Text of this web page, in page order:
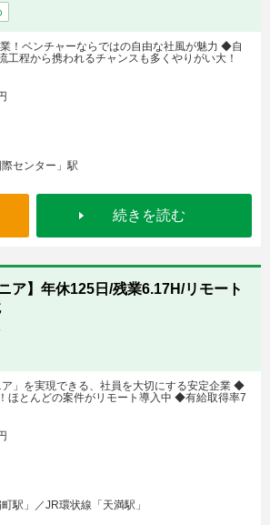
！ベンチャーならではの自由な社風が魅力 ◆自
工程から携われるチャンスも多くやりがい大！
センター」駅
続きを読む
ア】年休125日/残業6.17H/リモート
」を実現できる、社員を大切にする安定企業 ◆
ほとんどの案件がリモート導入中 ◆有給取得率7
駅」／JR環状線「天満駅」